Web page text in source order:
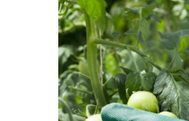
Кислота в саду